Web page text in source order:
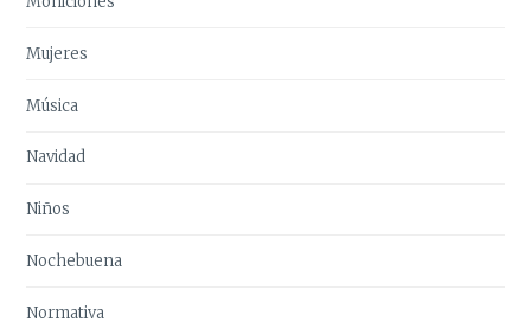
Mujeres
Música
Navidad
Niños
Nochebuena
Normativa